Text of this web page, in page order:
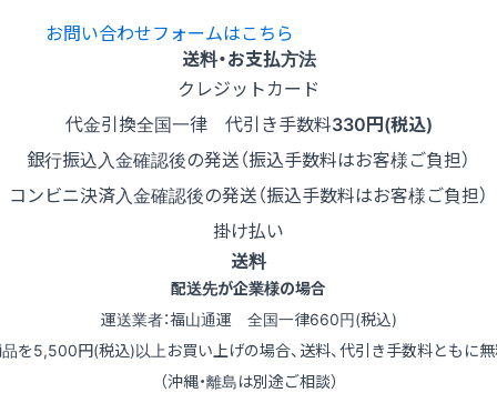
お問い合わせフォームはこちら
送料・お支払方法
クレジットカード
代金引換全国一律 代引き手数料330円(税込)
銀行振込入金確認後の発送（振込手数料はお客様ご負担）
コンビニ決済入金確認後の発送（振込手数料はお客様ご負担）
掛け払い
送料
配送先が企業様の場合
運送業者：福山通運 全国一律660円(税込)
品を5,500円(税込)以上お買い上げの場合、送料、代引き手数料ともに無
（沖縄・離島は別途ご相談）